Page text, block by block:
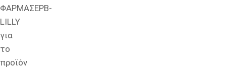
ΦΑΡΜΑΣΕΡΒ-
LILLY
για
το
προϊόν